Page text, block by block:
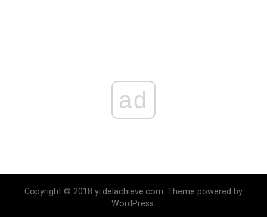
ad
Copyright © 2018 yi.delachieve.com. Theme powered by
WordPress.